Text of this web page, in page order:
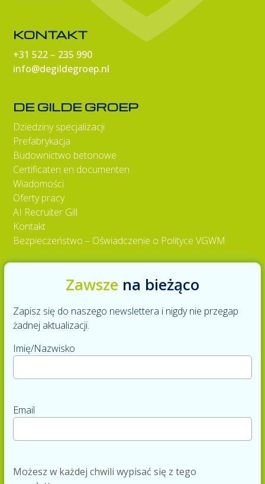
KONTAKT
+31 522 – 235 990
info@degildegroep.nl
DE GILDE GROEP
Dziedziny specjalizacji
Prefabrykacja
Budownictwo betonowe
Certificaten en documenten
Wiadomości
Oferty pracy
AI Recruiter Gill
Kontakt
Bezpieczeństwo – Oświadczenie o Polityce VGWM
Zawsze na bieżąco
Zapisz się do naszego newslettera i nigdy nie przegap
żadnej aktualizacji.
Imię/Nazwisko
Email
Możesz w każdej chwili wypisać się z tego